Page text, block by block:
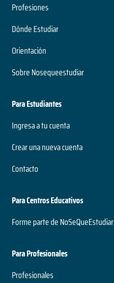
Profesiones
Dónde Estudiar
Orientación
Sobre Nosequeestudiar
Para Estudiantes
Ingresa a tu cuenta
Crear una nueva cuenta
Contacto
Para Centros Educativos
Forme parte de NoSeQueEstudiar
Para Profesionales
Profesionales